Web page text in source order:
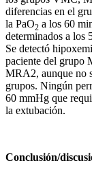
diferencias en el
la PaO2 a los 60
determinados a los
Se detectó
paciente del grupo
MRA2, aunque no
grupos. Ningún
60 mmHg que
la extubación.
Conclusión/